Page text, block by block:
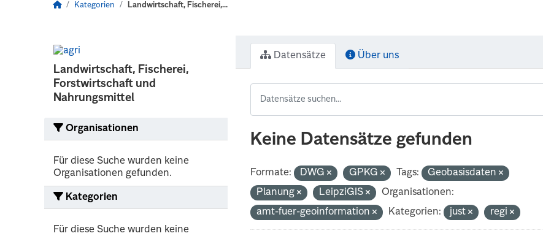
Kategorien Landwirtschaft, Fischerei,...
Landwirtschaft, Fischerei,
Forstwirtschaft und
Nahrungsmittel
Organisationen
Für diese Suche wurden keine
Organisationen gefunden.
Kategorien
Für diese Suche wurden keine
Datensätze Über uns
Keine Datensätze gefunden
Formate: DWG GPKG Tags:
Geobasisdaten
Planung
LeipziGIS
Organisationen:
amt-fuer-geoinformation
Kategorien: just regi